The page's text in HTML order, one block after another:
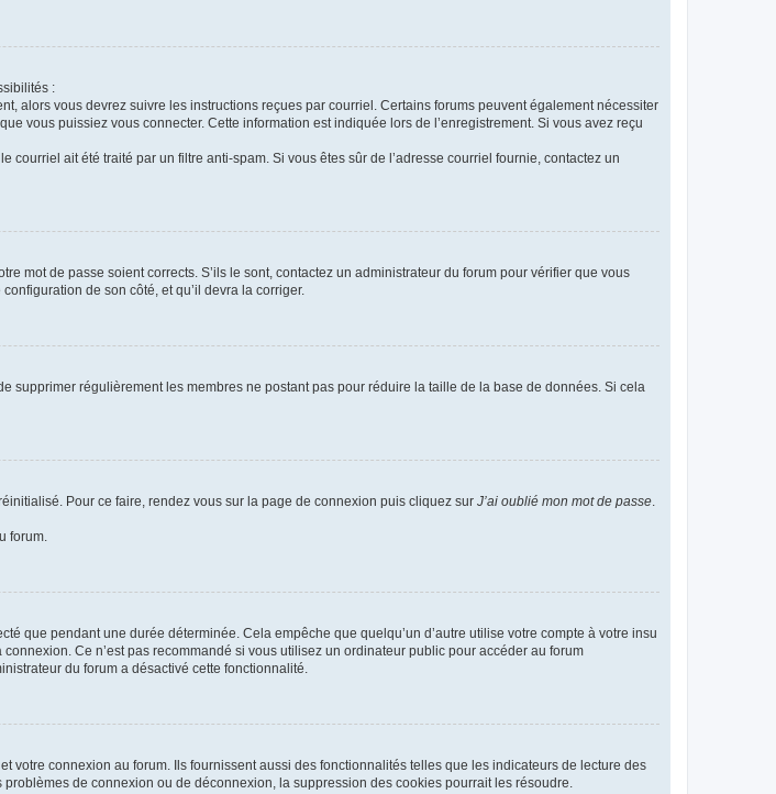
:
alors vous devrez suivre les instructions reçues par courriel. Certains forums peuvent également nécessiter
vous puissiez vous connecter. Cette information est indiquée lors de l’enregistrement. Si vous avez reçu
ait été traité par un filtre anti-spam. Si vous êtes sûr de l’adresse courriel fournie, contactez un
mot de passe soient corrects. S’ils le sont, contactez un administrateur du forum pour vérifier que vous
de son côté, et qu’il devra la corriger.
supprimer régulièrement les membres ne postant pas pour réduire la taille de la base de données. Si cela
Pour ce faire, rendez vous sur la page de connexion puis cliquez sur J’ai oublié mon mot de passe
forum.
que pendant une durée déterminée. Cela empêche que quelqu’un d’autre utilise votre compte à votre insu
connexion. Ce n’est pas recommandé si vous utilisez un ordinateur public pour accéder au forum
du forum a désactivé cette fonctionnalité.
votre connexion au forum. Ils fournissent aussi des fonctionnalités telles que les indicateurs de lecture des
de connexion ou de déconnexion, la suppression des cookies pourrait les résoudre.